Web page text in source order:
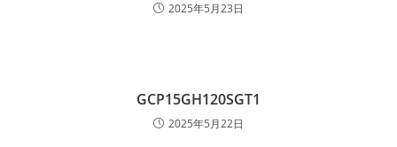
2025年5月23日
GCP15GH120SGT1
2025年5月22日